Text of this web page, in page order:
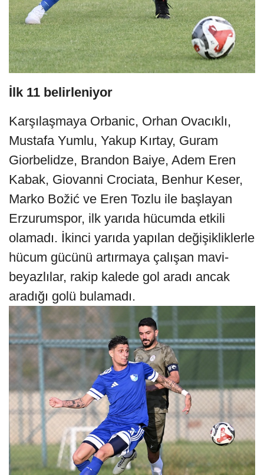
İlk 11 belirleniyor
Karşılaşmaya Orbanic, Orhan Ovacıklı,
Mustafa Yumlu, Yakup Kırtay, Guram
Giorbelidze, Brandon Baiye, Adem Eren
Kabak, Giovanni Crociata, Benhur Keser,
Marko Božić ve Eren Tozlu ile başlayan
Erzurumspor, ilk yarıda hücumda etkili
olamadı. İkinci yarıda yapılan değişikliklerle
hücum gücünü artırmaya çalışan mavi-
beyazlılar, rakip kalede gol aradı ancak
aradığı golü bulamadı.